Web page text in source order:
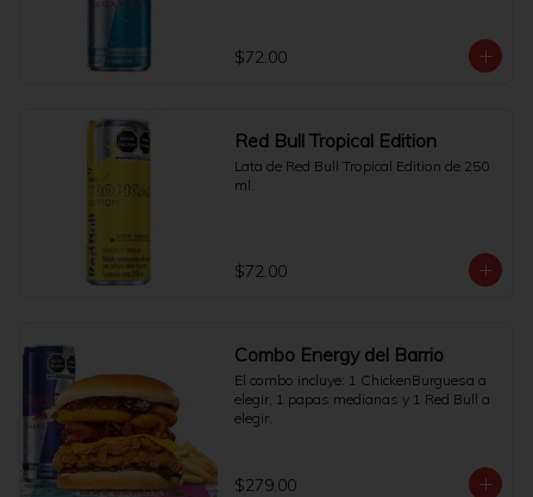
$72.00
Red Bull Tropical Edition
Lata de Red Bull Tropical Edition de 250
ml.
$72.00
Combo Energy del Barrio
El combo incluye: 1 ChickenBurguesa a
elegir, 1 papas medianas y 1 Red Bull a
elegir.
$279.00